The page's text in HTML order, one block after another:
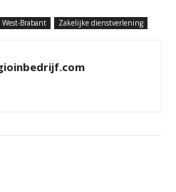
West-Brabant Zakelijke dienstverlening